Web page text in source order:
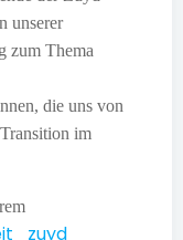
unserer
zum Thema
die uns von
im